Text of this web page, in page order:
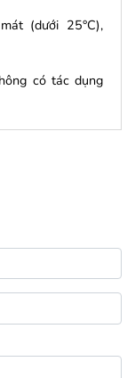
(dưới 25°C),
có tác dụng